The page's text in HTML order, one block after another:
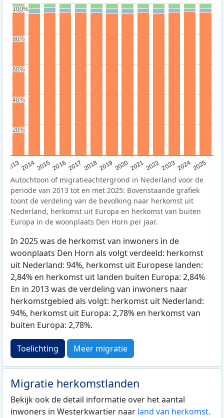
20132014201520162017 20182019 202020212022202320242025
20%
20%
40%
40%
60%
60%
80%
80%
100%
100%
Autochtoon of migratieachtergrond in Nederland voor de
periode van 2013 tot en met 2025: Bovenstaande grafiek
toont de verdeling van de bevolking naar herkomst uit
Nederland, herkomst uit Europa en herkomst van buiten
Europa in de woonplaats Den Horn per jaar.
In 2025 was de herkomst van inwoners in de
woonplaats Den Horn als volgt verdeeld: herkomst
uit Nederland: 94%, herkomst uit Europese landen:
2,84% en herkomst uit landen buiten Europa: 2,84%
En in 2013 was de verdeling van inwoners naar
herkomstgebied als volgt: herkomst uit Nederland:
94%, herkomst uit Europa: 2,78% en herkomst van
buiten Europa: 2,78%.
Toelichting Meer migratie
Migratie herkomstlanden
Bekijk ook de detail informatie over het aantal
inwoners in Westerkwartier naar land van herkomst.